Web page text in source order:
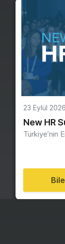
23 Eylül 2026
New HR
Türkiye’nin